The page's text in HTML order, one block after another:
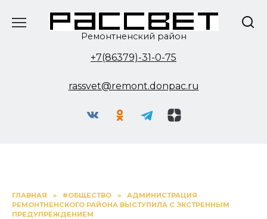
Ремонтненский район
+7(86379)-31-0-75
rassvet@remont.donpac.ru
ГЛАВНАЯ » #ОБЩЕСТВО »
АДМИНИСТРАЦИЯ
РЕМОНТНЕНСКОГО РАЙОНА ВЫСТУПИЛА С ЭКСТРЕННЫМ
ПРЕДУПРЕЖДЕНИЕМ